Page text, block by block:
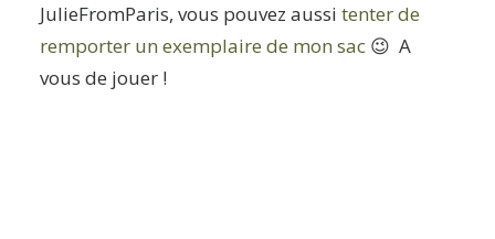
JulieFromParis, vous pouvez aussi tenter de
remporter un exemplaire de mon sac 😉 A
vous de jouer !